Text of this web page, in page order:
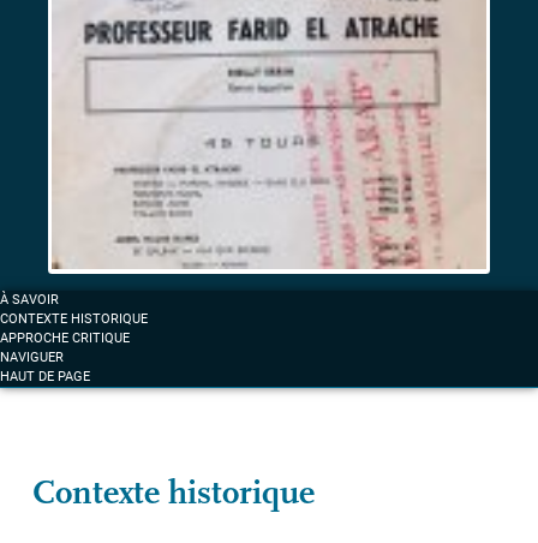
africains
d’exil
surveillance
Label «La
voix
des
arabes
la
fait
À SAVOIR
CONTEXTE HISTORIQUE
APPROCHE CRITIQUE
NAVIGUER
HAUT DE PAGE
Contexte historique